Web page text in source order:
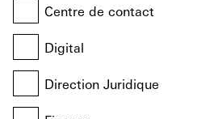
Centre de contact
Digital
Direction Juridique